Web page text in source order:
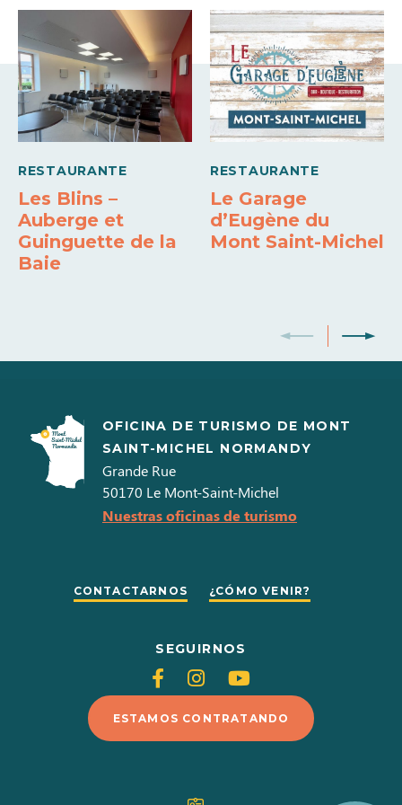
Medios de pago
Tarjetas de pago Efectivo
Wifi gratis
Comodidades
Acceso Internet en las habitaciones Acceso Internet
Televisión
RESTAURANTE
Les Blins –
Auberge et
Guinguette de la
Baie
RESTAURANTE
Le Garage
d’Eugène du
Mont Saint-Michel
OFICINA DE TURISMO DE MONT
SAINT-MICHEL NORMANDY
Grande Rue
50170 Le Mont-Saint-Michel
Nuestras oficinas de turismo
CONTACTARNOS ¿CÓMO VENIR?
SEGUIRNOS
Siganos
en
Facebook
Siganos
en
Instagram
Siganos
en
Youtube
ESTAMOS CONTRATANDO